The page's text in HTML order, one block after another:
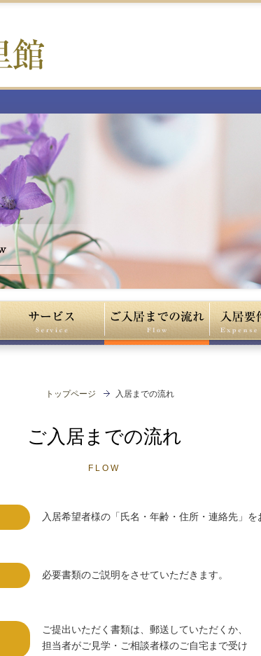
トップページ 入居までの流れ
ご入居までの流れ
FLOW
入居希望者様の「氏名・年齢・住所・連絡先」
必要書類のご説明をさせていただきます。
ご提出いただく書類は、郵送していただくか、
担当者がご見学・ご相談者様のご自宅まで受け